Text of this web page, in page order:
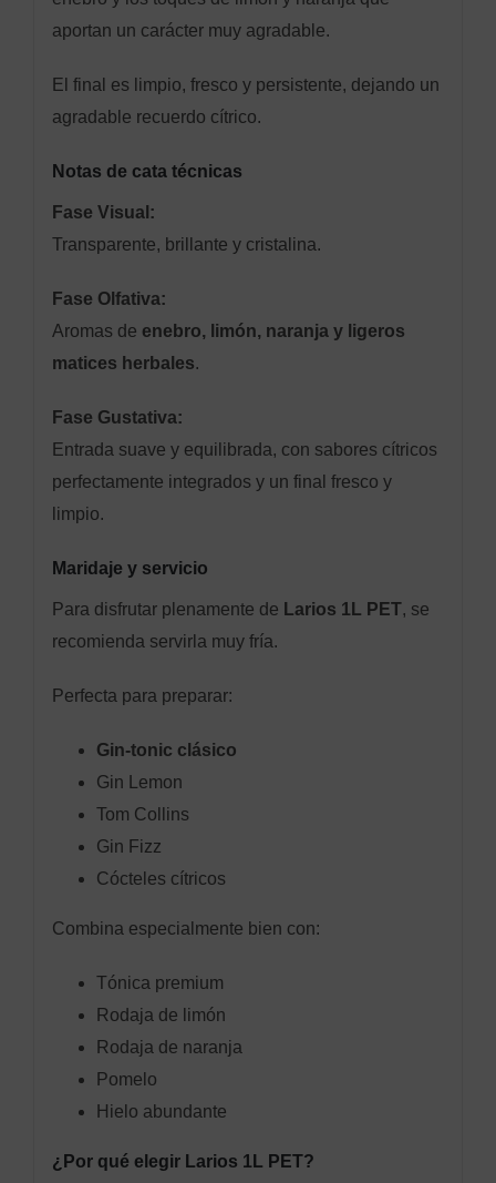
aportan un carácter muy agradable.
El final es limpio, fresco y persistente, dejando un
agradable recuerdo cítrico.
Notas de cata técnicas
Fase Visual:
Transparente, brillante y cristalina.
Fase Olfativa:
Aromas de enebro, limón, naranja y ligeros
matices herbales.
Fase Gustativa:
Entrada suave y equilibrada, con sabores cítricos
perfectamente integrados y un final fresco y
limpio.
Maridaje y servicio
Para disfrutar plenamente de Larios 1L PET, se
recomienda servirla muy fría.
Perfecta para preparar:
Gin-tonic clásico
Gin Lemon
Tom Collins
Gin Fizz
Cócteles cítricos
Combina especialmente bien con:
Tónica premium
Rodaja de limón
Rodaja de naranja
Pomelo
Hielo abundante
¿Por qué elegir Larios 1L PET?